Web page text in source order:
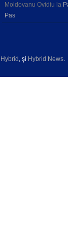
Moldovanu Ovidiu la
Pas
Hybrid , şi Hybrid News